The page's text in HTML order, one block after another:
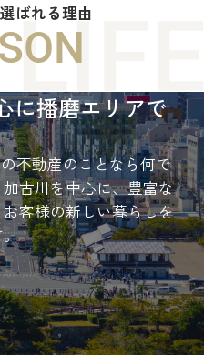
ばれる理由
に播磨エリアで
不動産のことなら何で
古川を中心に、豊富な
客様の新しい暮らしを